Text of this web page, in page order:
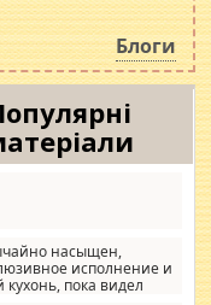
Штучно
катастрофа.
Блоги
насыщен,
исполнение и
пока видел